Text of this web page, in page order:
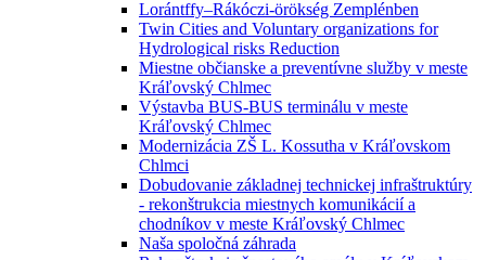
Lorántffy–Rákóczi-örökség Zemplénben
Twin Cities and Voluntary organizations for
Hydrological risks Reduction
Miestne občianske a preventívne služby v meste
Kráľovský Chlmec
Výstavba BUS-BUS terminálu v meste
Kráľovský Chlmec
Modernizácia ZŠ L. Kossutha v Kráľovskom
Chlmci
Dobudovanie základnej technickej infraštruktúry
- rekonštrukcia miestnych komunikácií a
chodníkov v meste Kráľovský Chlmec
Naša spoločná záhrada